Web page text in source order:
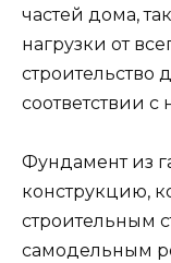
частей дома,
нагрузки от
строительство
соответствии
Фундамент из
конструкцию,
строительным
самодельным